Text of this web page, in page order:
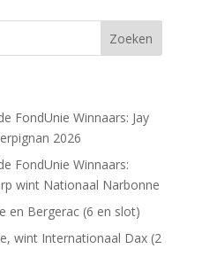
FondUnie Winnaars: Jay
2026
FondUnie Winnaars:
wint Nationaal Narbonne
en Bergerac (6 en slot)
wint Internationaal Dax (2